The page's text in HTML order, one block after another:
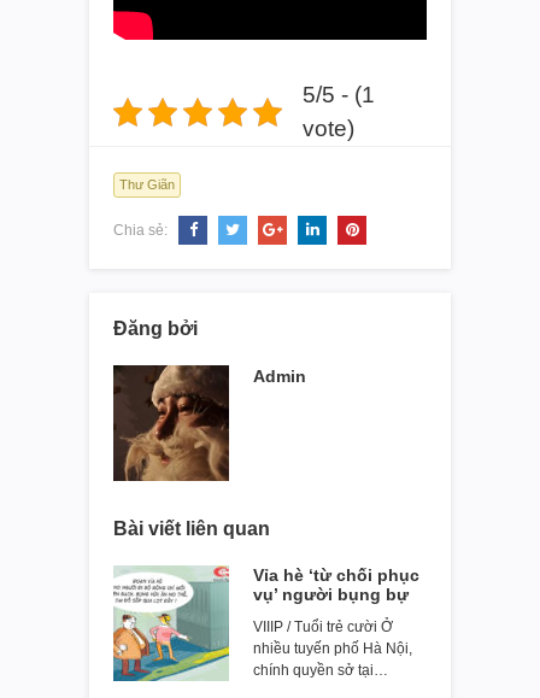
5/5 - (1
vote)
Thư Giãn
Chia sẻ:
Đăng bởi
Admin
Bài viết liên quan
Vỉa hè ‘từ chối phục
vụ’ người bụng bự
VIIIP / Tuổi trẻ cười Ở
nhiều tuyến phố Hà Nội,
chính quyền sở tại…